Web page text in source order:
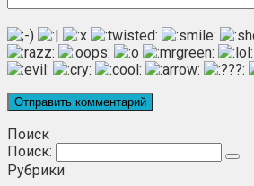
Поиск
Поиск:
Рубрики